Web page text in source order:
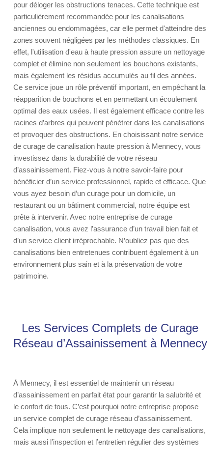
pour déloger les obstructions tenaces. Cette technique est
particulièrement recommandée pour les canalisations
anciennes ou endommagées, car elle permet d'atteindre des
zones souvent négligées par les méthodes classiques. En
effet, l'utilisation d'eau à haute pression assure un nettoyage
complet et élimine non seulement les bouchons existants,
mais également les résidus accumulés au fil des années.
Ce service joue un rôle préventif important, en empêchant la
réapparition de bouchons et en permettant un écoulement
optimal des eaux usées. Il est également efficace contre les
racines d’arbres qui peuvent pénétrer dans les canalisations
et provoquer des obstructions. En choisissant notre service
de curage de canalisation haute pression à Mennecy, vous
investissez dans la durabilité de votre réseau
d’assainissement. Fiez-vous à notre savoir-faire pour
bénéficier d’un service professionnel, rapide et efficace. Que
vous ayez besoin d’un curage pour un domicile, un
restaurant ou un bâtiment commercial, notre équipe est
prête à intervenir. Avec notre entreprise de curage
canalisation, vous avez l’assurance d’un travail bien fait et
d’un service client irréprochable. N’oubliez pas que des
canalisations bien entretenues contribuent également à un
environnement plus sain et à la préservation de votre
patrimoine.
Les Services Complets de Curage
Réseau d’Assainissement à Mennecy
À Mennecy, il est essentiel de maintenir un réseau
d’assainissement en parfait état pour garantir la salubrité et
le confort de tous. C’est pourquoi notre entreprise propose
un service complet de curage réseau d’assainissement.
Cela implique non seulement le nettoyage des canalisations,
mais aussi l’inspection et l’entretien régulier des systèmes